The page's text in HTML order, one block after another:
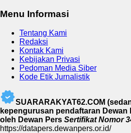
Menu Informasi
Tentang Kami
Redaksi
Kontak Kami
Kebijakan Privasi
Pedoman Media Siber
Kode Etik Jurnalistik
SUARARAKYAT62.COM
kepengurusan pendaftaran Dewan
oleh Dewan Pers Sertifikat Nomor
https://datapers.dewanpers.or.id/